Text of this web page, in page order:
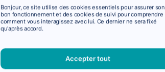
Bonjour, ce site utilise des cookies essentiels pour assurer son
bon fonctionnement et des cookies de suivi pour comprendre
comment vous interagissez avec lui. Ce dernier ne sera fixé
qu'après accord.
Accepter tout